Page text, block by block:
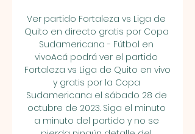
Ver partido Fortaleza vs Liga de
Quito en directo gratis por Copa
Sudamericana - Fútbol en
vivoAcá podrá ver el partido
Fortaleza vs Liga de Quito en vivo
y gratis por la Copa
Sudamericana el sábado 28 de
octubre de 2023. Siga el minuto
a minuto del partido y no se